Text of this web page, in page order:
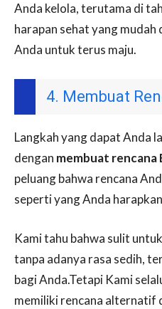
Anda kelola, terutama di
harapan sehat yang
Anda untuk terus maju.
4. Membuat
Langkah yang dapat Anda
dengan membuat rencana
peluang bahwa rencana
seperti yang Anda
Kami tahu bahwa sulit
tanpa adanya rasa sedih,
bagi Anda.Tetapi Kami
memiliki rencana alternatif